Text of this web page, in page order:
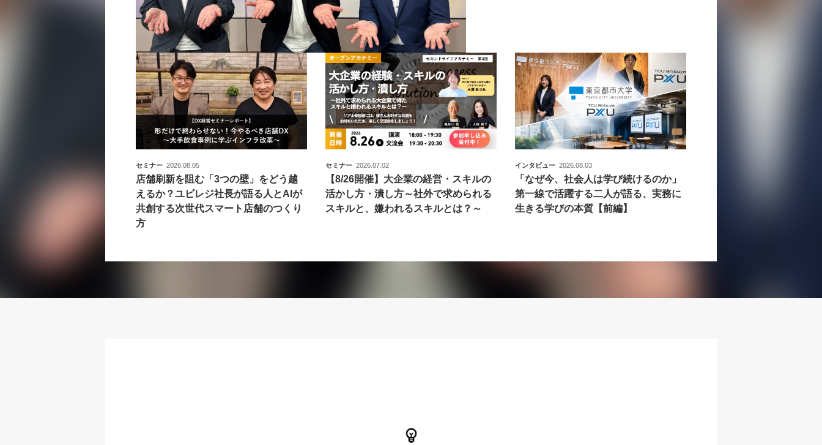
セミナー 2026.08.05
店舗刷新を阻む「3つの壁」をどう越
えるか？ユビレジ社長が語る人とAIが
共創する次世代スマート店舗のつくり
方
セミナー 2026.07.02
【8/26開催】大企業の経営・スキルの
活かし方・潰し方～社外で求められる
スキルと、嫌われるスキルとは？～
インタビュー 2026.08.03
「なぜ今、社会人は学び続けるのか」
第一線で活躍する二人が語る、実務に
生きる学びの本質【前編】